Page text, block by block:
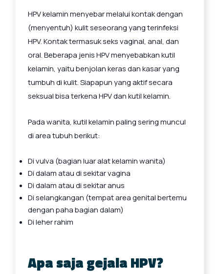
HPV kelamin menyebar melalui kontak dengan
(menyentuh) kulit seseorang yang terinfeksi
HPV. Kontak termasuk seks vaginal, anal, dan
oral. Beberapa jenis HPV menyebabkan kutil
kelamin, yaitu benjolan keras dan kasar yang
tumbuh di kulit. Siapapun yang aktif secara
seksual bisa terkena HPV dan kutil kelamin.
Pada wanita, kutil kelamin paling sering muncul
di area tubuh berikut:
Di vulva (bagian luar alat kelamin wanita)
Di dalam atau di sekitar vagina
Di dalam atau di sekitar anus
Di selangkangan (tempat area genital bertemu
dengan paha bagian dalam)
Di leher rahim
Apa saja gejala HPV?